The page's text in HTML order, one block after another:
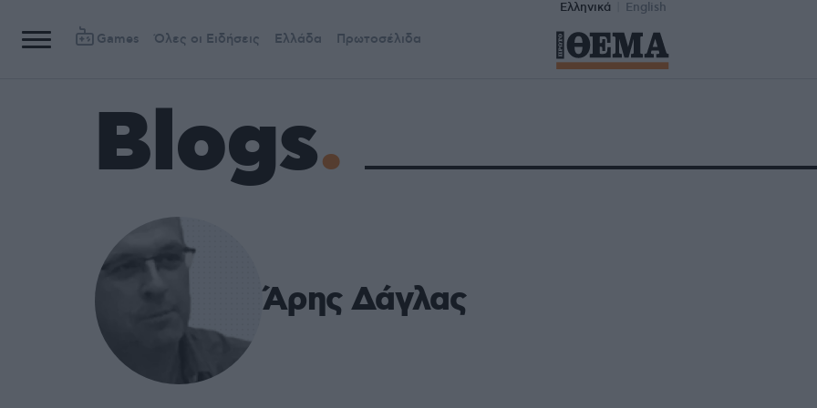
Ελληνικά English
Games Όλες οι Ειδήσεις Ελλάδα Πρωτοσέλιδα
Blogs
Άρης Δάγλας